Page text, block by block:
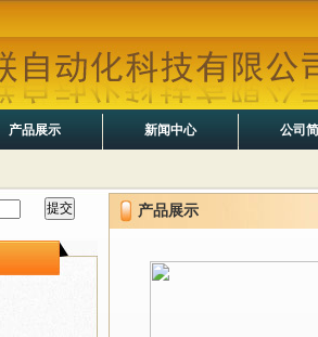
产品展示 新闻中心 公司
产品展示